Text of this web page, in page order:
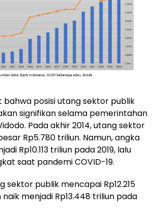
posisi utang sektor publik
signifikan selama pemerintahan
Pada akhir 2014, utang sektor
Rp5.780 triliun. Namun, angka
Rp10.113 triliun pada 2019, lalu
saat pandemi COVID-19.
sektor publik mencapai Rp12.215
menjadi Rp13.448 triliun pada